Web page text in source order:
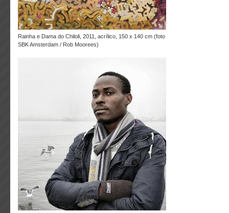
Rainha e Dama do Chiloli, 2011, acrílico, 150 x 140 cm (foto
SBK Amsterdam / Rob Moorees)